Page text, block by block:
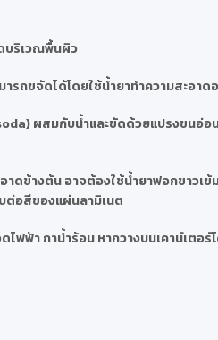
บริเวณพื้นผิว
รถขจัดได้โดยใช้น้ำยาทำความสะอา
ผสมกับน้ำและขัดด้วยแปรงขนอ่
ดข้างต้น อาจต้องใช้น้ำยาฟอกขาวเ
ต่อสีของแผ่นลามิเนต
ไฟฟ้า กาน้ำร้อน หากวางบนเคาน์เ